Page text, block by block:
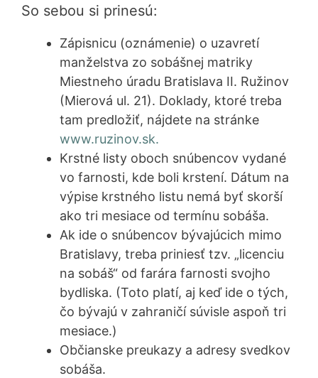
So sebou si prinesú:
Zápisnicu (oznámenie) o uzavretí
manželstva zo sobášnej matriky
Miestneho úradu Bratislava II. Ružinov
(Mierová ul. 21). Doklady, ktoré treba
tam predložiť, nájdete na stránke
www.ruzinov.sk.
Krstné listy oboch snúbencov vydané
vo farnosti, kde boli krstení. Dátum na
výpise krstného listu nemá byť skorší
ako tri mesiace od termínu sobáša.
Ak ide o snúbencov bývajúcich mimo
Bratislavy, treba priniesť tzv. „licenciu
na sobáš“ od farára farnosti svojho
bydliska. (Toto platí, aj keď ide o tých,
čo bývajú v zahraničí súvisle aspoň tri
mesiace.)
Občianske preukazy a adresy svedkov
sobáša.